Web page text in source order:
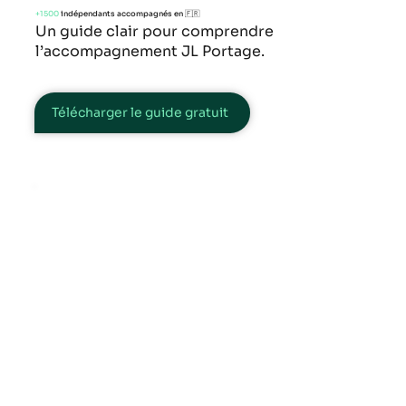
Un guide clair pour comprendre
l’accompagnement JL Portage.
Télécharger le guide gratuit
+1500indépendants accompagnés en 🇫🇷